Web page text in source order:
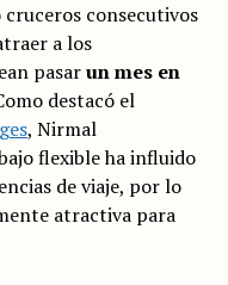
consecutivos
a los
pasarun mes en
destacó el
, Nirmal
flexible ha influido
de viaje, por lo
atractiva para